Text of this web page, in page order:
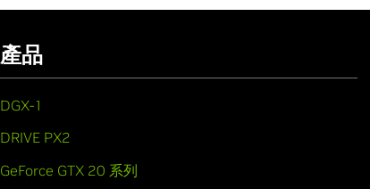
產品
DGX-1
DRIVE PX2
GeForce GTX 20 系列